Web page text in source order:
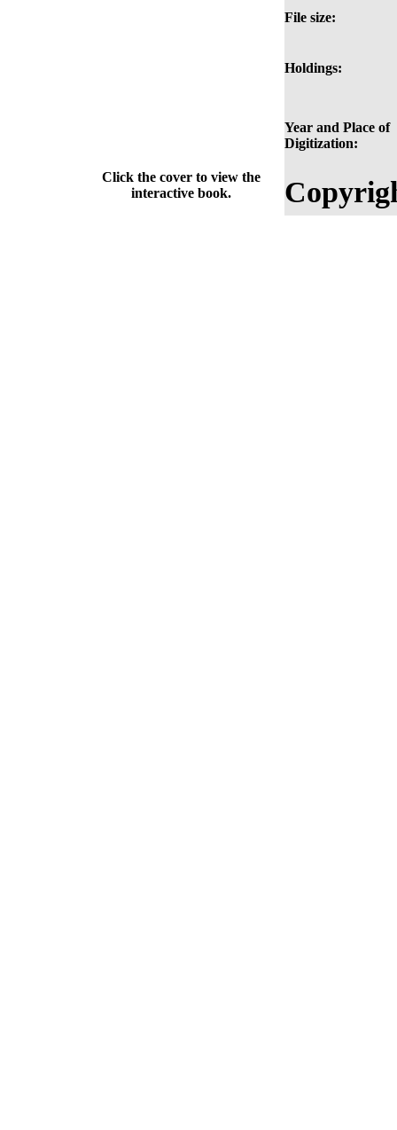
File size:
Holdings:
Year and Place of
Digitization:
Click the cover to view the
interactive book.